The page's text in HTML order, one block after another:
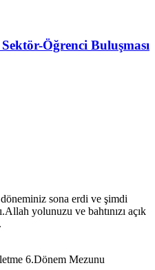
Öğrenci Buluşması
sona erdi ve şimdi
yolunuzu ve bahtınızı açık
6.Dönem Mezunu